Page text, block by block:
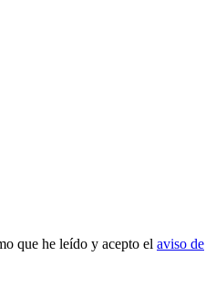
que he leído y acepto el aviso de